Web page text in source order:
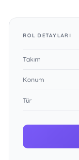
ROL DETAYLARI
Takım
Konum
Tür